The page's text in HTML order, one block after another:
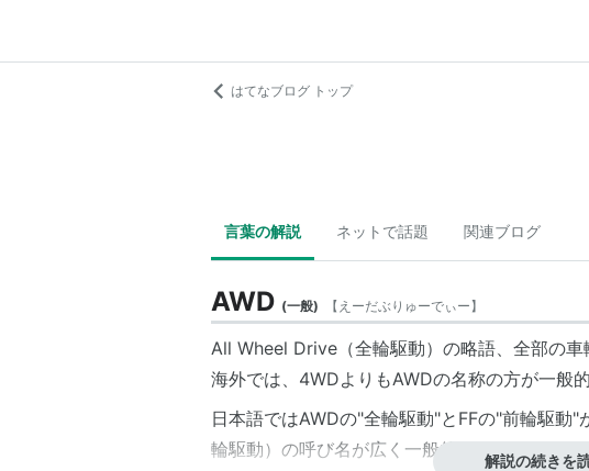
はてなブログ トップ
言葉の解説 ネットで話題 関連ブログ
AWD (一般) 【 えーだぶりゅーでぃー】
All Wheel Drive（全輪駆動）の略語、全部の車
海外では、4WDよりもAWDの名称の方が一般的
日本語ではAWDの"全輪駆動"とFFの"前輪駆動
輪駆動）の呼び名が広く一般的に使用されてい
解説の続きを